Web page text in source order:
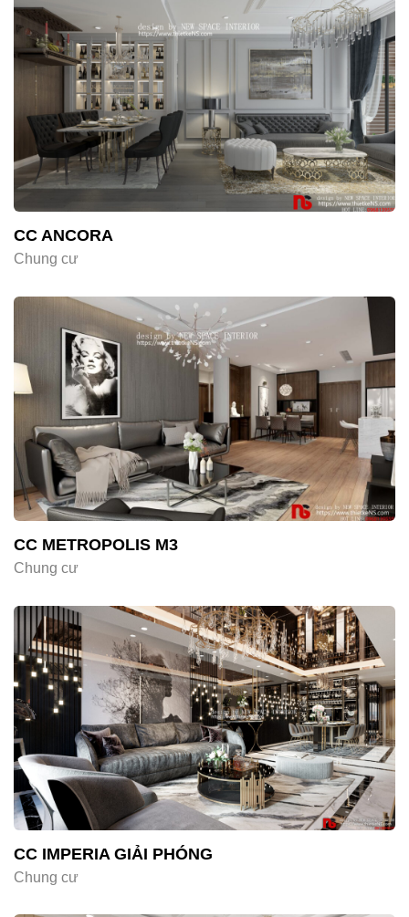
CC ANCORA
Chung cư
CC METROPOLIS M3
Chung cư
CC IMPERIA GIẢI PHÓNG
Chung cư